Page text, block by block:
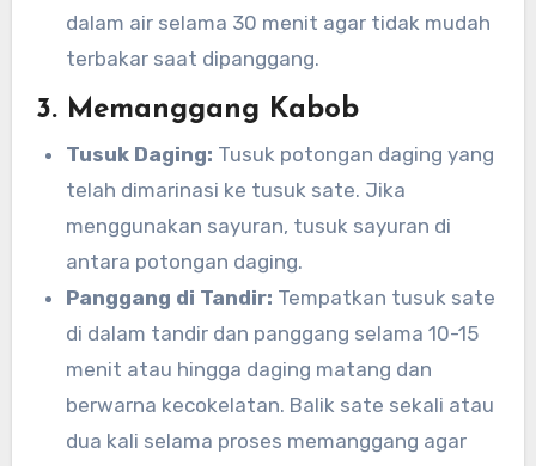
dalam air selama 30 menit agar tidak mudah
terbakar saat dipanggang.
3. Memanggang Kabob
Tusuk Daging: Tusuk potongan daging yang
telah dimarinasi ke tusuk sate. Jika
menggunakan sayuran, tusuk sayuran di
antara potongan daging.
Panggang di Tandir: Tempatkan tusuk sate
di dalam tandir dan panggang selama 10-15
menit atau hingga daging matang dan
berwarna kecokelatan. Balik sate sekali atau
dua kali selama proses memanggang agar